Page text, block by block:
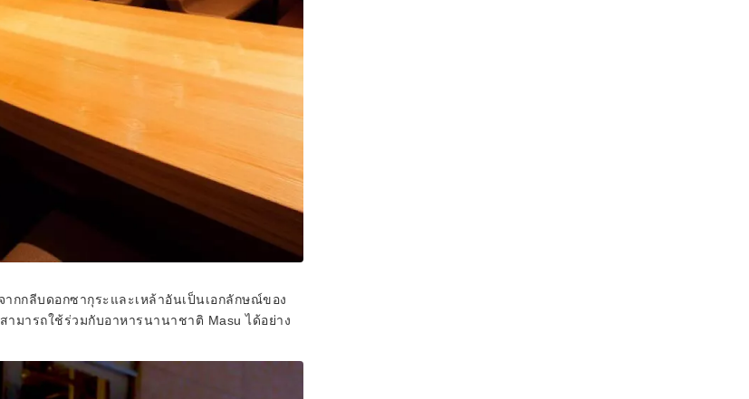
ากกลีบดอกซากุระและเหล้าอันเป็นเอกลักษณ์ของ
ามารถใช้ร่วมกับอาหารนานาชาติ Masu ได้อย่าง